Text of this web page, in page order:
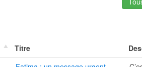
Titre